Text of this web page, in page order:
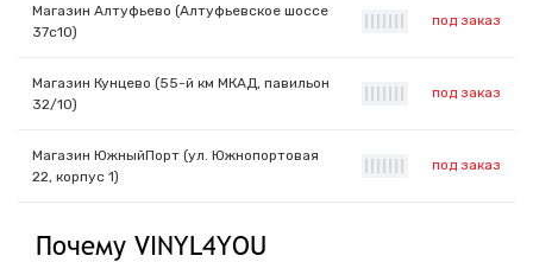
Магазин Алтуфьево (Алтуфьевское шоссе
37с10)
под заказ
Магазин Кунцево (55-й км МКАД, павильон
32/10)
под заказ
Магазин ЮжныйПорт (ул. Южнопортовая
22, корпус 1)
под заказ
Почему VINYL4YOU